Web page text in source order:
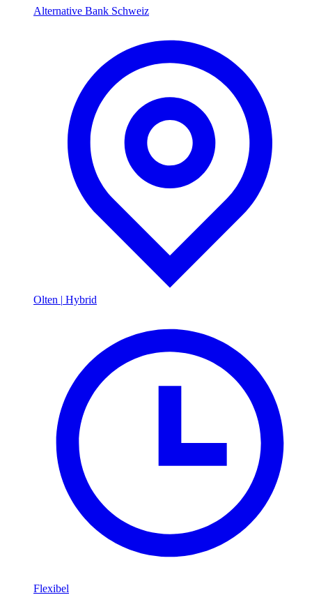
Alternative Bank Schweiz
Olten | Hybrid
Flexibel